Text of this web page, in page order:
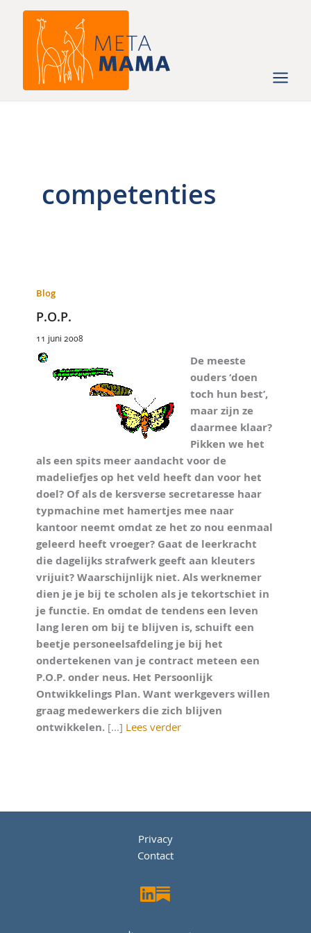
competenties
Blog
P.O.P.
11 juni 2008
De meeste
ouders ‘doen
toch hun best’,
maar zijn ze
daarmee klaar?
Pikken we het
als een spits meer aandacht voor de
madeliefjes op het veld heeft dan voor het
doel? Of als de kersverse secretaresse haar
typmachine met hamertjes mee naar
kantoor neemt omdat ze het zo nou eenmaal
geleerd heeft vroeger? Gaat de leerkracht
die dagelijks strafwerk geeft aan kleuters
vrijuit? Waarschijnlijk niet. Als werknemer
dien je je bij te scholen als je tekortschiet in
je functie. En omdat de tendens een leven
lang leren om bij te blijven is, schuift een
beetje personeelsafdeling je bij het
ondertekenen van je contract meteen een
P.O.P. onder neus. Het Persoonlijk
Ontwikkelings Plan. Want werkgevers willen
graag medewerkers die zich blijven
ontwikkelen. [...] Lees verder
Privacy
Contact